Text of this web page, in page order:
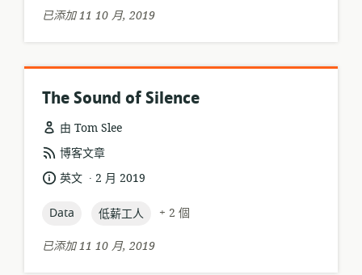
已添加 11 10 月, 2019
The Sound of Silence
由 Tom Slee
資
源
格
式:
博客文章
語 英文 .
發
日
2 月 2019
topic:
Data topic:
低薪工人
+ 2 個
已添加 11 10 月, 2019